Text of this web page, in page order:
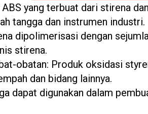
yang terbuat dari stirena
tangga dan instrumen industri.
dipolimerisasi dengan
stirena.
obatan: Produk oksidasi
dan bidang lainnya.
dapat digunakan dalam